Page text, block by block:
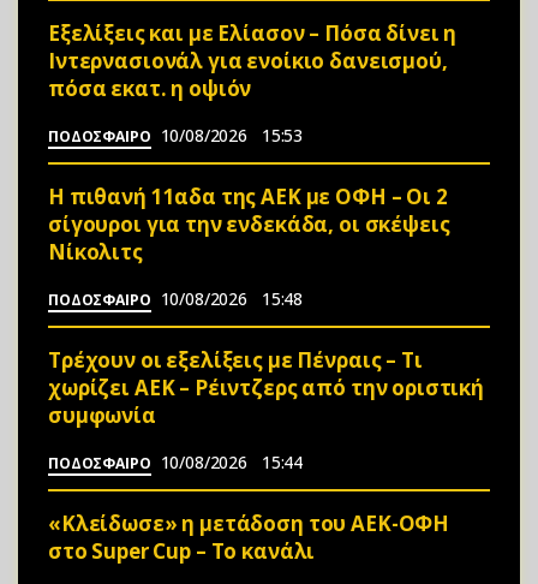
Εξελίξεις και με Ελίασον – Πόσα δίνει η
Ιντερνασιονάλ για ενοίκιο δανεισμού,
πόσα εκατ. η οψιόν
ΠΟΔΟΣΦΑΙΡΟ 10/08/2026 15:53
Η πιθανή 11αδα της ΑΕΚ με ΟΦΗ – Οι 2
σίγουροι για την ενδεκάδα, οι σκέψεις
Νίκολιτς
ΠΟΔΟΣΦΑΙΡΟ 10/08/2026 15:48
Τρέχουν οι εξελίξεις με Πένραις – Τι
χωρίζει ΑΕΚ – Ρέιντζερς από την οριστική
συμφωνία
ΠΟΔΟΣΦΑΙΡΟ 10/08/2026 15:44
«Κλείδωσε» η μετάδοση του ΑΕΚ-ΟΦΗ
στο Super Cup – Το κανάλι